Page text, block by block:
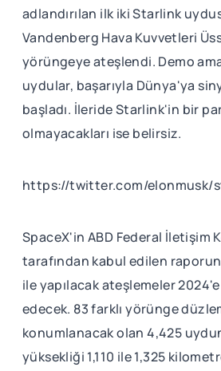
adlandırılan ilk iki Starlink
Vandenberg Hava Kuvvetleri
yörüngeye ateşlendi. Demo
uydular, başarıyla Dünya'ya
başladı. İleride Starlink'in bir
olmayacakları ise belirsiz.
https://twitter.com/elonmusk/
SpaceX'in ABD Federal İletişim
tarafından kabul edilen
ile yapılacak ateşlemeler
edecek. 83 farklı yörünge
konumlanacak olan 4,425
yüksekliği 1,110 ile 1,325